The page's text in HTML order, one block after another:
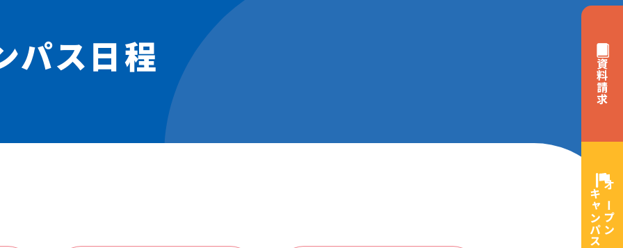
資料請求
オープン
キャンパス
パス日程